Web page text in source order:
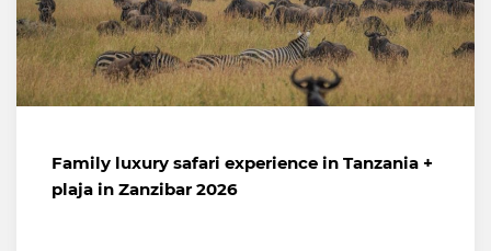
Family luxury safari experience in Tanzania +
plaja in Zanzibar 2026